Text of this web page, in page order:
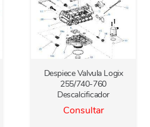
Despiece Valvula Logix
255/740-760
Descalcificador
Consultar